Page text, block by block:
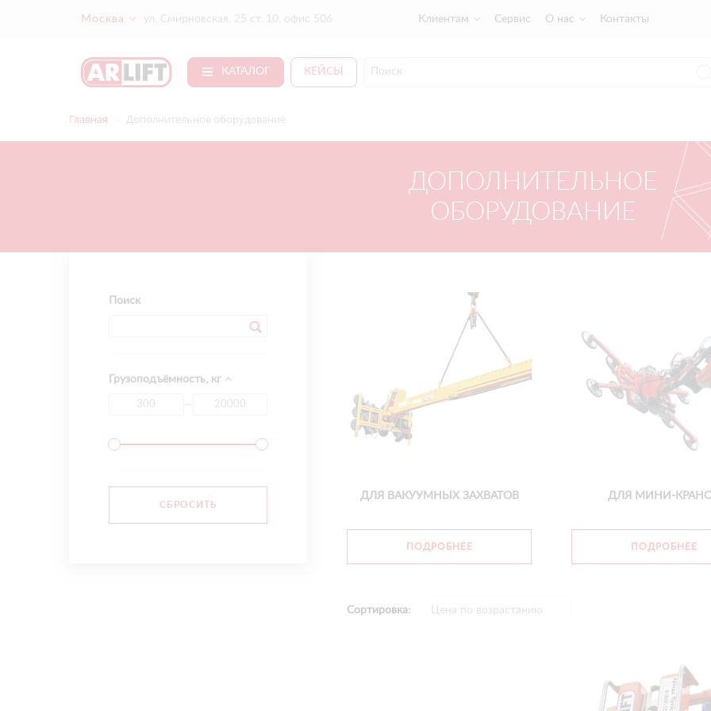
Москва ул. Смирновская, 25 ст. 10, офис 506 Клиентам Сервис О нас Контакты
КАТАЛОГ КЕЙСЫ
Главная Дополнительное оборудование
ДОПОЛНИТЕЛЬНОЕ
ОБОРУДОВАНИЕ
Поиск
Грузоподъёмность, кг
ДЛЯ ВАКУУМНЫХ ЗАХВАТОВ
ПОДРОБНЕЕ
ДЛЯ МИНИ-
ПОДРОБНЕЕ
Сортировка: